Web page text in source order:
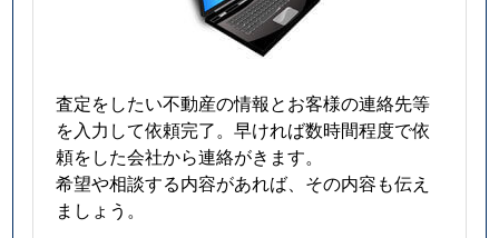
査定をしたい不動産の情報とお客様の連絡先等
を入力して依頼完了。早ければ数時間程度で依
頼をした会社から連絡がきます。
希望や相談する内容があれば、その内容も伝え
ましょう。